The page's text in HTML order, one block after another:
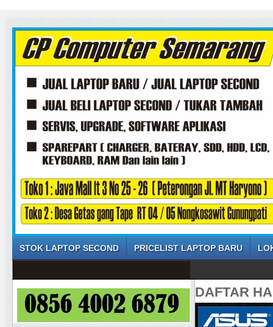
STOK LAPTOP SECOND PRICELIST LAPTOP BARU
DAFTAR